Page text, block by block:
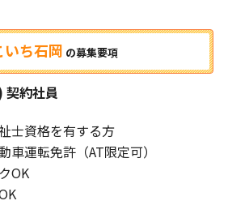
いち石岡 の募集要項
契約社員
士資格を有する方
車運転免許（AT限定可）
OK